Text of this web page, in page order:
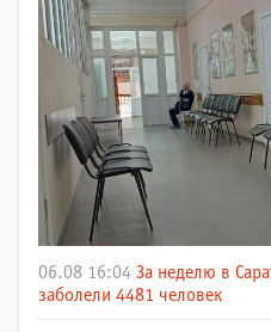
06.08 16:04 За неделю в
заболели 4481 человек